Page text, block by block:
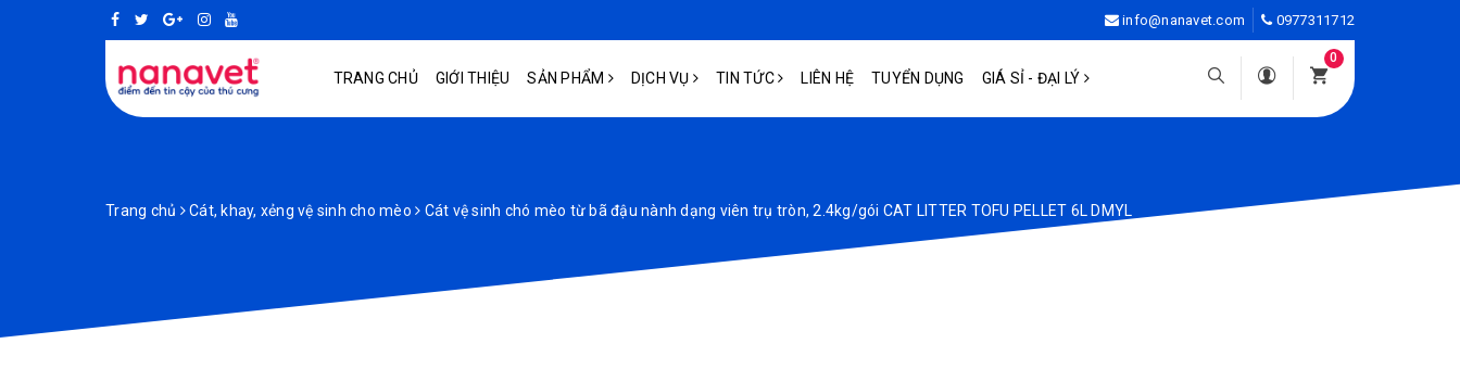
0977311712
info@nanavet.com
TRANG CHỦ GIỚI THIỆU SẢN PHẨM DỊCH VỤ TIN TỨC LIÊN HỆ TUYỂN DỤNG GIÁ SỈ - ĐẠI LÝ
0
Trang chủ Cát, khay, xẻng vệ sinh cho mèo Cát vệ sinh chó mèo từ bã đậu nành dạng viên trụ tròn, 2.4kg/gói CAT LITTER TOFU PELLET 6L DMYL